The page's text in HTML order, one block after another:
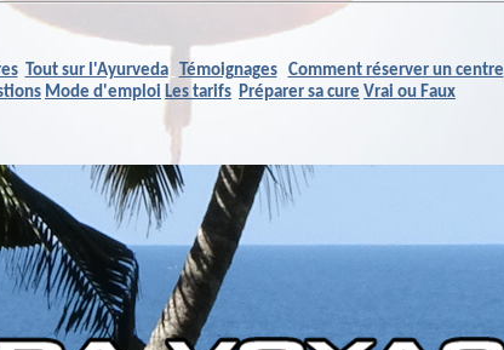
Tout sur l'Ayurveda Témoignages Comment réserver un centre
Mode d'emploi Les tarifs Préparer sa cure Vrai ou Faux